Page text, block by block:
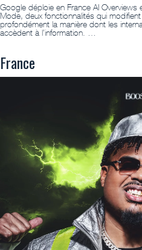
Google déploie en France AI Overviews
Mode, deux fonctionnalités qui modifient
profondément la manière dont les
accèdent à l’information. …
France